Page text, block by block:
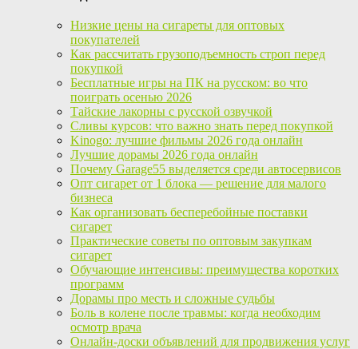
Низкие цены на сигареты для оптовых
покупателей
Как рассчитать грузоподъемность строп перед
покупкой
Бесплатные игры на ПК на русском: во что
поиграть осенью 2026
Тайские лакорны с русской озвучкой
Сливы курсов: что важно знать перед покупкой
Kinogo: лучшие фильмы 2026 года онлайн
Лучшие дорамы 2026 года онлайн
Почему Garage55 выделяется среди автосервисов
Опт сигарет от 1 блока — решение для малого
бизнеса
Как организовать бесперебойные поставки
сигарет
Практические советы по оптовым закупкам
сигарет
Обучающие интенсивы: преимущества коротких
программ
Дорамы про месть и сложные судьбы
Боль в колене после травмы: когда необходим
осмотр врача
Онлайн-доски объявлений для продвижения услуг